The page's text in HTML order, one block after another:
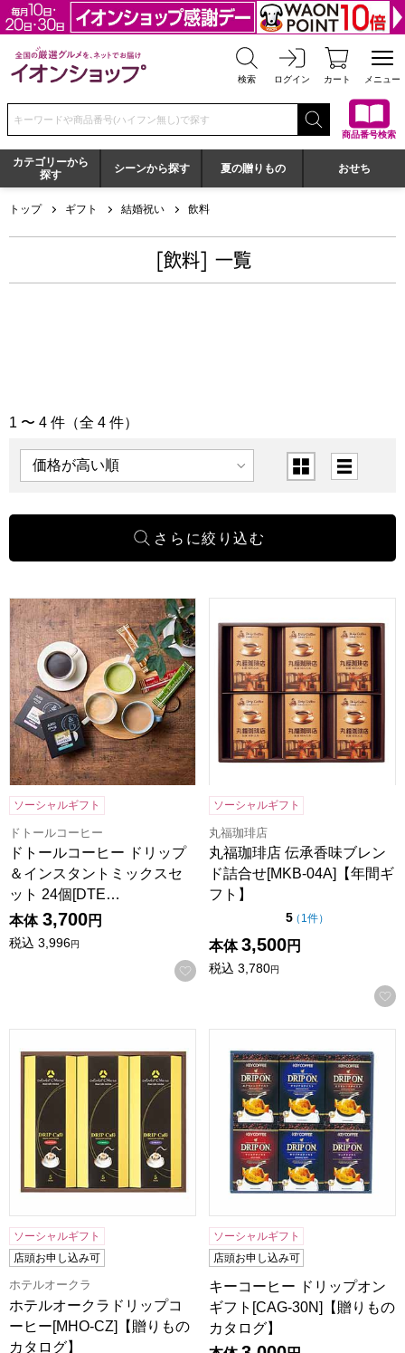
全国の厳選グルメを、ネットでお届け イオンショップ
検索 ログイン カート メニュー
検索キーワードまたは商品番号を入力してください
商品番号検索
カテゴリーから
探す
シーンから探す 夏の贈りもの おせち
トップ ギフト 結婚祝い 飲料
[飲料] 一覧
「飲料」の商品一覧
1 〜 4 件（全 4 件）
表示順 表示切替
ドトールコーヒー ドリップ＆インスタントミックスセット
ソーシャルギフト
ドトールコーヒー
ドトールコーヒー ドリップ
＆インスタントミックスセ
ット 24個[DTE…
本体 3,700円
税込 3,996円
お気に入りに登録する
ソーシャルギフト
丸福珈琲店
丸福珈琲店 伝承香味ブレン
ド詰合せ[MKB-04A]【年間ギ
フト】
5点（5点満点中）
（ 1件の評価
）
本体 3,500円
税込 3,780円
ソーシャルギフト
店頭お申し込み可
ホテルオークラ
ホテルオークラドリップコ
ーヒー[MHO-CZ]【贈りもの
カタログ】
ソーシャルギフト
店頭お申し込み可
キーコーヒー ドリップオン
ギフト[CAG-30N]【贈りもの
カタログ】